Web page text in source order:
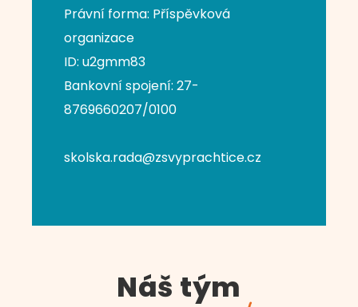
Právní forma: Příspěvková
organizace
ID: u2gmm83
Bankovní spojení: 27-
8769660207/0100
skolska.rada@zsvyprachtice.cz
Náš tým